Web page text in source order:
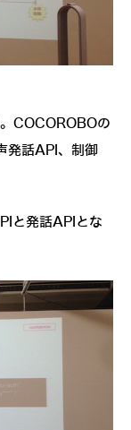
COCOROBOの
発話API、制御
と発話APIとな